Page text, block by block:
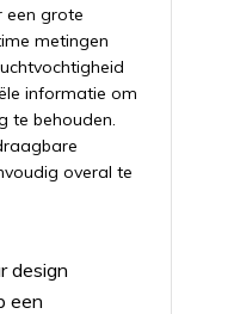
een grote
metingen
informatie om
te behouden.
overal te
design
een